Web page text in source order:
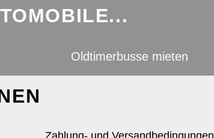
Oldtimerbusse mieten
Zahlung- und Versandbedingungen